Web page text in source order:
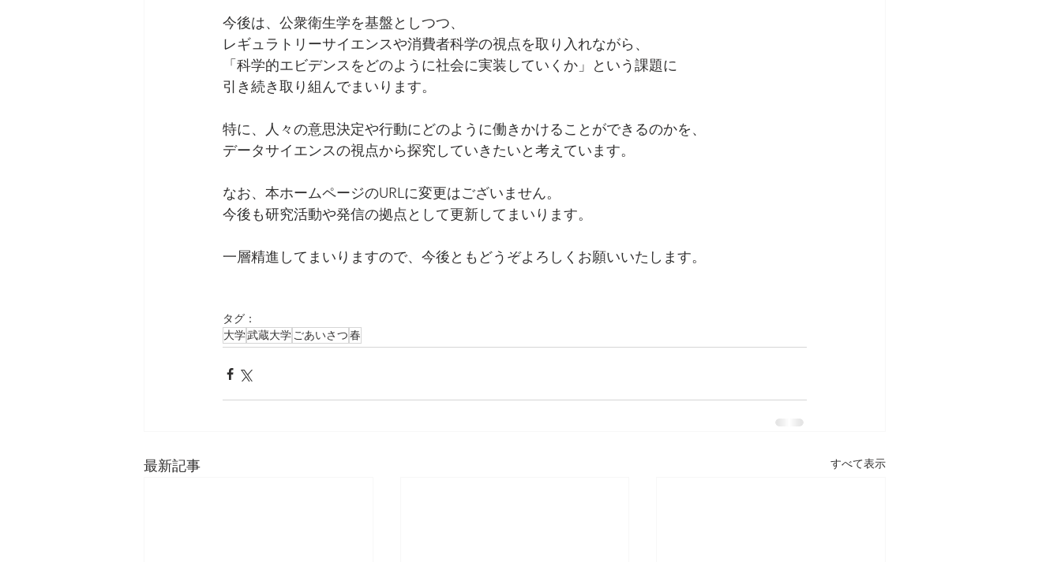
今後は、公衆衛生学を基盤としつつ、
レギュラトリーサイエンスや消費者科学の視点を取り入れながら、
「科学的エビデンスをどのように社会に実装していくか」という課題に
引き続き取り組んでまいります。
特に、人々の意思決定や行動にどのように働きかけることができるのかを、
データサイエンスの視点から探究していきたいと考えています。
なお、本ホームページのURLに変更はございません。
今後も研究活動や発信の拠点として更新してまいります。
一層精進してまいりますので、今後ともどうぞよろしくお願いいたします。
タグ：
大学武蔵大学ごあいさつ春
最新記事 すべて表示